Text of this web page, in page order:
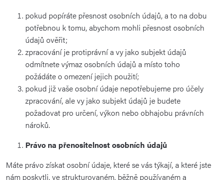
pokud popíráte přesnost osobních údajů, a to na dobu
potřebnou k tomu, abychom mohli přesnost osobních
údajů ověřit;
zpracování je protiprávní a vy jako subjekt údajů
odmítnete výmaz osobních údajů a místo toho
požádáte o omezení jejich použití;
pokud již vaše osobní údaje nepotřebujeme pro účely
zpracování, ale vy jako subjekt údajů je budete
požadovat pro určení, výkon nebo obhajobu právních
nároků.
Právo na přenositelnost osobních údajů
Máte právo získat osobní údaje, které se vás týkají, a které jste
nám poskytli, ve strukturovaném, běžně používaném a